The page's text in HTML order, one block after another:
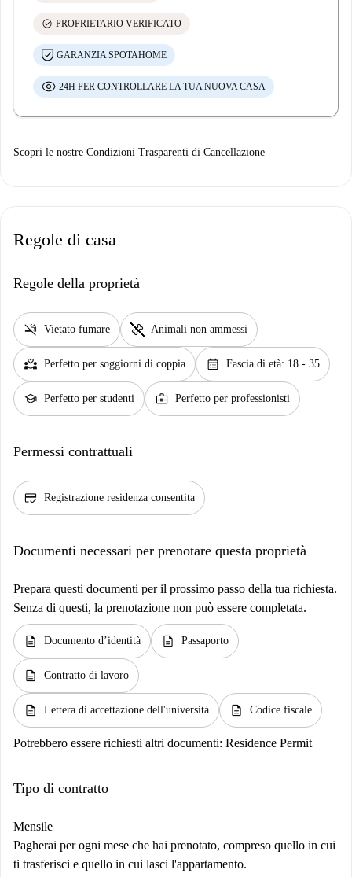
check_circle PROPRIETARIO VERIFICATO
GARANZIA SPOTAHOME
24H PER CONTROLLARE LA TUA NUOVA CASA
Scopri le nostre Condizioni Trasparenti di Cancellazione
Regole di casa
Regole della proprietà
smoke_free Vietato fumare pet_supplies Animali non ammessi
partner_heart Perfetto per soggiorni di coppia calendar_month Fascia di età: 18 - 35
school Perfetto per studenti business_center Perfetto per professionisti
Permessi contrattuali
credit_score Registrazione residenza consentita
Documenti necessari per prenotare questa proprietà
Prepara questi documenti per il prossimo passo della tua richiesta.
Senza di questi, la prenotazione non può essere completata.
description Documento d’identità description Passaporto
description Contratto di lavoro
description Lettera di accettazione dell'università description Codice fiscale
Potrebbero essere richiesti altri documenti: Residence Permit
Tipo di contratto
Mensile
Pagherai per ogni mese che hai prenotato, compreso quello in cui
ti trasferisci e quello in cui lasci l'appartamento.